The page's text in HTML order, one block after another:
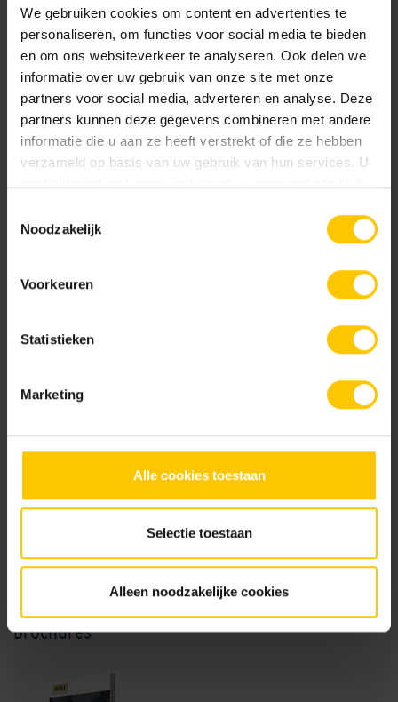
We gebruiken cookies om content en advertenties te
personaliseren, om functies voor social media te bieden
en om ons websiteverkeer te analyseren. Ook delen we
informatie over uw gebruik van onze site met onze
partners voor social media, adverteren en analyse. Deze
partners kunnen deze gegevens combineren met andere
informatie die u aan ze heeft verstrekt of die ze hebben
verzameld op basis van uw gebruik van hun services. U
Noodzakelijk
Voorkeuren
Statistieken
Marketing
Alle cookies toestaan
Selectie toestaan
Alleen noodzakelijke cookies
Edel Antraciet Edel Donkerbruin
Edel Groen
Edel Heidemangaan Edel Rood
GeoColor Prestige
Uitgewassen toplaag van 100% kleurecht en
natuurlijk materiaal. Base Protection behandeling.
Documentatie
KOMO-certificaat betonstraatstenen (Kampen) K2304
NL-BSB-certificaat vooraf vervaardigde elementen van beton (Aalst) K20305
Brochures